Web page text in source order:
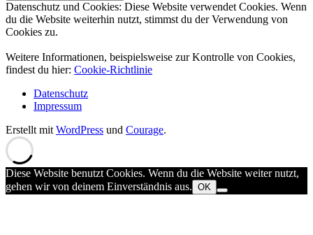
Datenschutz und Cookies: Diese Website verwendet Cookies. Wenn
du die Website weiterhin nutzt, stimmst du der Verwendung von
Cookies zu.
Weitere Informationen, beispielsweise zur Kontrolle von Cookies,
findest du hier: Cookie-Richtlinie
Datenschutz
Impressum
Erstellt mit WordPress und Courage.
Diese Website benutzt Cookies. Wenn du die Website weiter nutzt,
gehen wir von deinem Einverständnis aus. OK